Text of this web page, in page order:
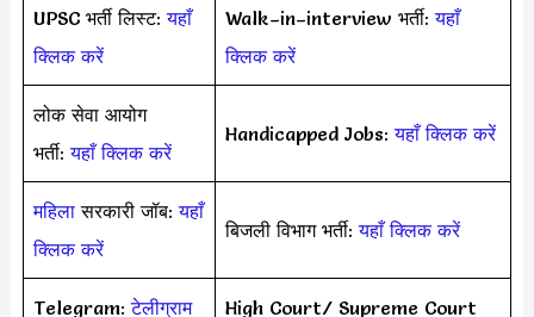
UPSC भर्ती लिस्ट:यहाँ
क्लिक करें
Walk–in–interview भर्ती:यहाँ
क्लिक करें
लोक सेवा आयोग
भर्ती:यहाँ क्लिक करें
Handicapped Jobs:यहाँ क्लिक करें
महिलासरकारी जॉब:यहाँ
क्लिक करें
बिजली विभाग भर्ती:यहाँ क्लिक करें
Telegram:टेलीग्राम
High Court/ Supreme Court